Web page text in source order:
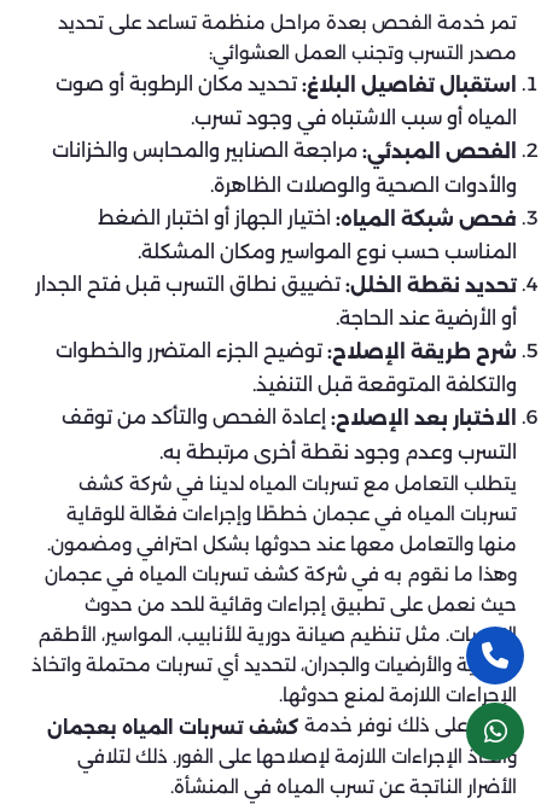
تمر خدمة الفحص بعدة مراحل منظمة تساعد على تحديد
مصدر التسرب وتجنب العمل العشوائي:
استقبال تفاصيل البلاغ: تحديد مكان الرطوبة أو صوت
المياه أو سبب الاشتباه في وجود تسرب.
الفحص المبدئي: مراجعة الصنابير والمحابس والخزانات
والأدوات الصحية والوصلات الظاهرة.
فحص شبكة المياه: اختيار الجهاز أو اختبار الضغط
المناسب حسب نوع المواسير ومكان المشكلة.
تحديد نقطة الخلل: تضييق نطاق التسرب قبل فتح الجدار
أو الأرضية عند الحاجة.
شرح طريقة الإصلاح: توضيح الجزء المتضرر والخطوات
والتكلفة المتوقعة قبل التنفيذ.
الاختبار بعد الإصلاح: إعادة الفحص والتأكد من توقف
التسرب وعدم وجود نقطة أخرى مرتبطة به.
يتطلب التعامل مع تسربات المياه لدينا في شركة كشف
تسربات المياه في عجمان خططًا وإجراءات فعّالة للوقاية
منها والتعامل معها عند حدوثها بشكل احترافي ومضمون.
وهذا ما نقوم به في شركة كشف تسربات المياه في عجمان
حيث نعمل على تطبيق إجراءات وقائية للحد من حدوث
التسربات. مثل تنظيم صيانة دورية للأنابيب، المواسير، الأطقم
الصحية والأرضيات والجدران، لتحديد أي تسربات محتملة واتخاذ
الإجراءات اللازمة لمنع حدوثها.
علاوًة على ذلك نوفر خدمة كشف تسربات المياه بعجمان
واتخاذ الإجراءات اللازمة لإصلاحها على الفور. ذلك لتلافي
الأضرار الناتجة عن تسرب المياه في المنشأة.